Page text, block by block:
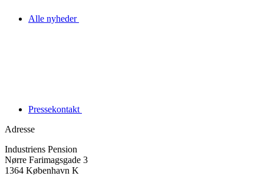
Alle nyheder
Pressekontakt
Adresse
Industriens Pension
Nørre Farimagsgade 3
1364 København K